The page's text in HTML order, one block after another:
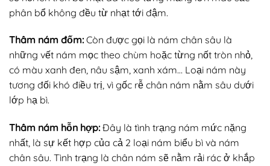
phân bổ không đều từ nhạt tới đậm.
Thâm nám đốm:Còn được gọi là nám chân sâu là
những vết nám mọc theo chùm hoặc từng nốt tròn nhỏ,
có màu xanh đen, nâu sậm, xanh xám… Loại nám này
tương đối khó điều trị, vì gốc rễ chân nám nằm sâu dưới
lớp hạ bì.
Thâm nám hỗn hợp:Đây là tình trạng nám mức nặng
nhất, là sự kết hợp của cả 2 loại nám biểu bì và nám
chân sâu. Tình trạng là chân nám sẽ nằm rải rác ở khắp